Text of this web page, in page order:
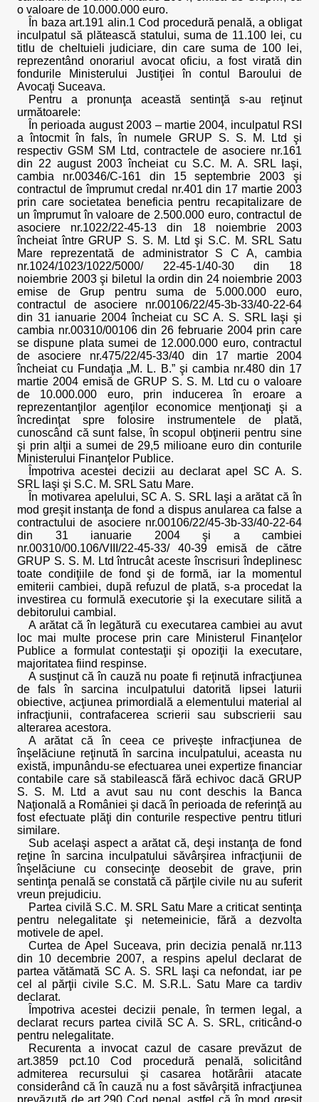
o valoare de 10.000.000 euro.
În baza art.191 alin.1 Cod procedură penală, a obligat
inculpatul să plătească statului, suma de 11.100 lei, cu
titlu de cheltuieli judiciare, din care suma de 100 lei,
reprezentând onorariul avocat oficiu, a fost virată din
fondurile Ministerului Justiţiei în contul Baroului de
Avocaţi Suceava.
Pentru a pronunţa această sentinţă s-au reţinut
următoarele:
În perioada august 2003 – martie 2004, inculpatul RSI
a întocmit în fals, în numele GRUP S. S. M. Ltd şi
respectiv GSM SM Ltd, contractele de asociere nr.161
din 22 august 2003 încheiat cu S.C. M. A. SRL Iaşi,
cambia nr.00346/C-161 din 15 septembrie 2003 şi
contractul de împrumut credal nr.401 din 17 martie 2003
prin care societatea beneficia pentru recapitalizare de
un împrumut în valoare de 2.500.000 euro, contractul de
asociere nr.1022/22-45-13 din 18 noiembrie 2003
încheiat între GRUP S. S. M. Ltd şi S.C. M. SRL Satu
Mare reprezentată de administrator S C A, cambia
nr.1024/1023/1022/5000/ 22-45-1/40-30 din 18
noiembrie 2003 şi biletul la ordin din 24 noiembrie 2003
emise de Grup pentru suma de 5.000.000 euro,
contractul de asociere nr.00106/22/45-3b-33/40-22-64
din 31 ianuarie 2004 încheiat cu SC A. S. SRL Iaşi şi
cambia nr.00310/00106 din 26 februarie 2004 prin care
se dispune plata sumei de 12.000.000 euro, contractul
de asociere nr.475/22/45-33/40 din 17 martie 2004
încheiat cu Fundaţia „M. L. B.” şi cambia nr.480 din 17
martie 2004 emisă de GRUP S. S. M. Ltd cu o valoare
de 10.000.000 euro, prin inducerea în eroare a
reprezentanţilor agenţilor economice menţionaţi şi a
încredinţat spre folosire instrumentele de plată,
cunoscând că sunt false, în scopul obţinerii pentru sine
şi prin alţii a sumei de 29,5 milioane euro din conturile
Ministerului Finanţelor Publice.
Împotriva acestei decizii au declarat apel SC A. S.
SRL Iaşi şi S.C. M. SRL Satu Mare.
În motivarea apelului, SC A. S. SRL Iaşi a arătat că în
mod greşit instanţa de fond a dispus anularea ca false a
contractului de asociere nr.00106/22/45-3b-33/40-22-64
din 31 ianuarie 2004 şi a cambiei
nr.00310/00.106/VIII/22-45-33/ 40-39 emisă de către
GRUP S. S. M. Ltd întrucât aceste înscrisuri îndeplinesc
toate condiţiile de fond şi de formă, iar la momentul
emiterii cambiei, după refuzul de plată, s-a procedat la
investirea cu formulă executorie şi la executare silită a
debitorului cambial.
A arătat că în legătură cu executarea cambiei au avut
loc mai multe procese prin care Ministerul Finanţelor
Publice a formulat contestaţii şi opoziţii la executare,
majoritatea fiind respinse.
A susţinut că în cauză nu poate fi reţinută infracţiunea
de fals în sarcina inculpatului datorită lipsei laturii
obiective, acţiunea primordială a elementului material al
infracţiunii, contrafacerea scrierii sau subscrierii sau
alterarea acestora.
A arătat că în ceea ce priveşte infracţiunea de
înşelăciune reţinută în sarcina inculpatului, aceasta nu
există, impunându-se efectuarea unei expertize financiar
contabile care să stabilească fără echivoc dacă GRUP
S. S. M. Ltd a avut sau nu cont deschis la Banca
Naţională a României şi dacă în perioada de referinţă au
fost efectuate plăţi din conturile respective pentru titluri
similare.
Sub acelaşi aspect a arătat că, deşi instanţa de fond
reţine în sarcina inculpatului săvârşirea infracţiunii de
înşelăciune cu consecinţe deosebit de grave, prin
sentinţa penală se constată că părţile civile nu au suferit
vreun prejudiciu.
Partea civilă S.C. M. SRL Satu Mare a criticat sentinţa
pentru nelegalitate şi netemeinicie, fără a dezvolta
motivele de apel.
Curtea de Apel Suceava, prin decizia penală nr.113
din 10 decembrie 2007, a respins apelul declarat de
partea vătămată SC A. S. SRL Iaşi ca nefondat, iar pe
cel al părţii civile S.C. M. S.R.L. Satu Mare ca tardiv
declarat.
Împotriva acestei decizii penale, în termen legal, a
declarat recurs partea civilă SC A. S. SRL, criticând-o
pentru nelegalitate.
Recurenta a invocat cazul de casare prevăzut de
art.3859 pct.10 Cod procedură penală, solicitând
admiterea recursului şi casarea hotărârii atacate
considerând că în cauză nu a fost săvârşită infracţiunea